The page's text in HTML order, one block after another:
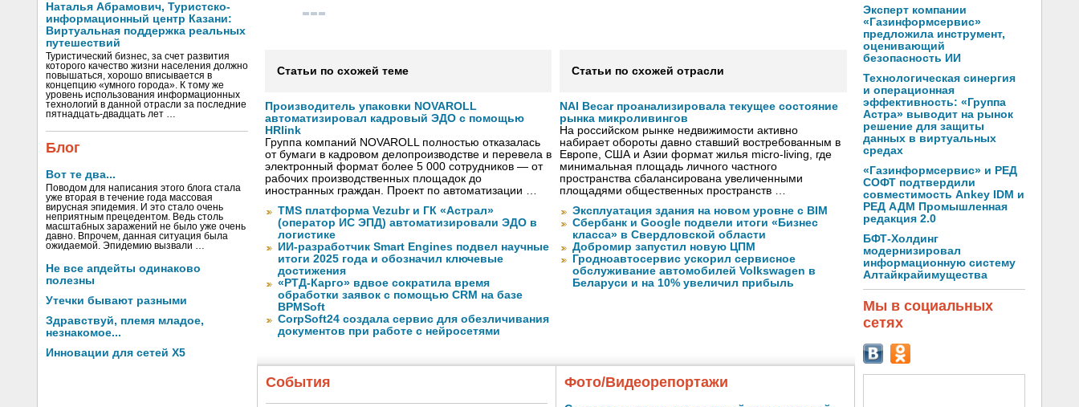
Наталья Абрамович, Туристско-
информационный центр Казани:
Виртуальная поддержка реальных
путешествий
Туристический бизнес, за счет развития
которого качество жизни населения должно
повышаться, хорошо вписывается в
концепцию «умного города». К тому же
уровень использования информационных
технологий в данной отрасли за последние
пятнадцать-двадцать лет …
Блог
Вот те два...
Поводом для написания этого блога стала
уже вторая в течение года массовая
вирусная эпидемия. И это стало очень
неприятным прецедентом. Ведь столь
масштабных заражений не было уже очень
давно. Впрочем, данная ситуация была
ожидаемой. Эпидемию вызвали …
Не все апдейты одинаково
полезны
Утечки бывают разными
Здравствуй, племя младое,
незнакомое...
Инновации для сетей X5
Статьи по схожей теме
Производитель упаковки NOVAROLL
автоматизировал кадровый ЭДО с помощью
HRlink
Группа компаний NOVAROLL полностью отказалась
от бумаги в кадровом делопроизводстве и перевела в
электронный формат более 5 000 сотрудников — от
рабочих производственных площадок до
иностранных граждан. Проект по автоматизации …
TMS платформа Vezubr и ГК «Астрал»
(оператор ИС ЭПД) автоматизировали ЭДО в
логистике
ИИ-разработчик Smart Engines подвел научные
итоги 2025 года и обозначил ключевые
достижения
«РТД-Карго» вдвое сократила время
обработки заявок с помощью CRM на базе
BPMSoft
CorpSoft24 создала сервис для обезличивания
документов при работе с нейросетями
Статьи по схожей отрасли
NAI Becar проанализировала текущее состояние
рынка микроливингов
На российском рынке недвижимости активно
набирает обороты давно ставший востребованным в
Европе, США и Азии формат жилья micro-living, где
минимальная площадь личного частного
пространства сбалансирована увеличенными
площадями общественных пространств …
Эксплуатация здания на новом уровне с BIM
Сбербанк и Google подвели итоги «Бизнес
класса» в Свердловской области
Добромир запустил новую ЦПМ
Гродноавтосервис ускорил сервисное
обслуживание автомобилей Volkswagen в
Беларуси и на 10% увеличил прибыль
События Фото/Видеорепортажи
Эксперт компании
«Газинформсервис»
предложила инструмент,
оценивающий
безопасность ИИ
Технологическая синергия
и операционная
эффективность: «Группа
Астра» выводит на рынок
решение для защиты
данных в виртуальных
средах
«Газинформсервис» и РЕД
СОФТ подтвердили
совместимость Ankey IDM и
РЕД АДМ Промышленная
редакция 2.0
БФТ-Холдинг
модернизировал
информационную систему
Алтайкрайимущества
Мы в социальных
сетях